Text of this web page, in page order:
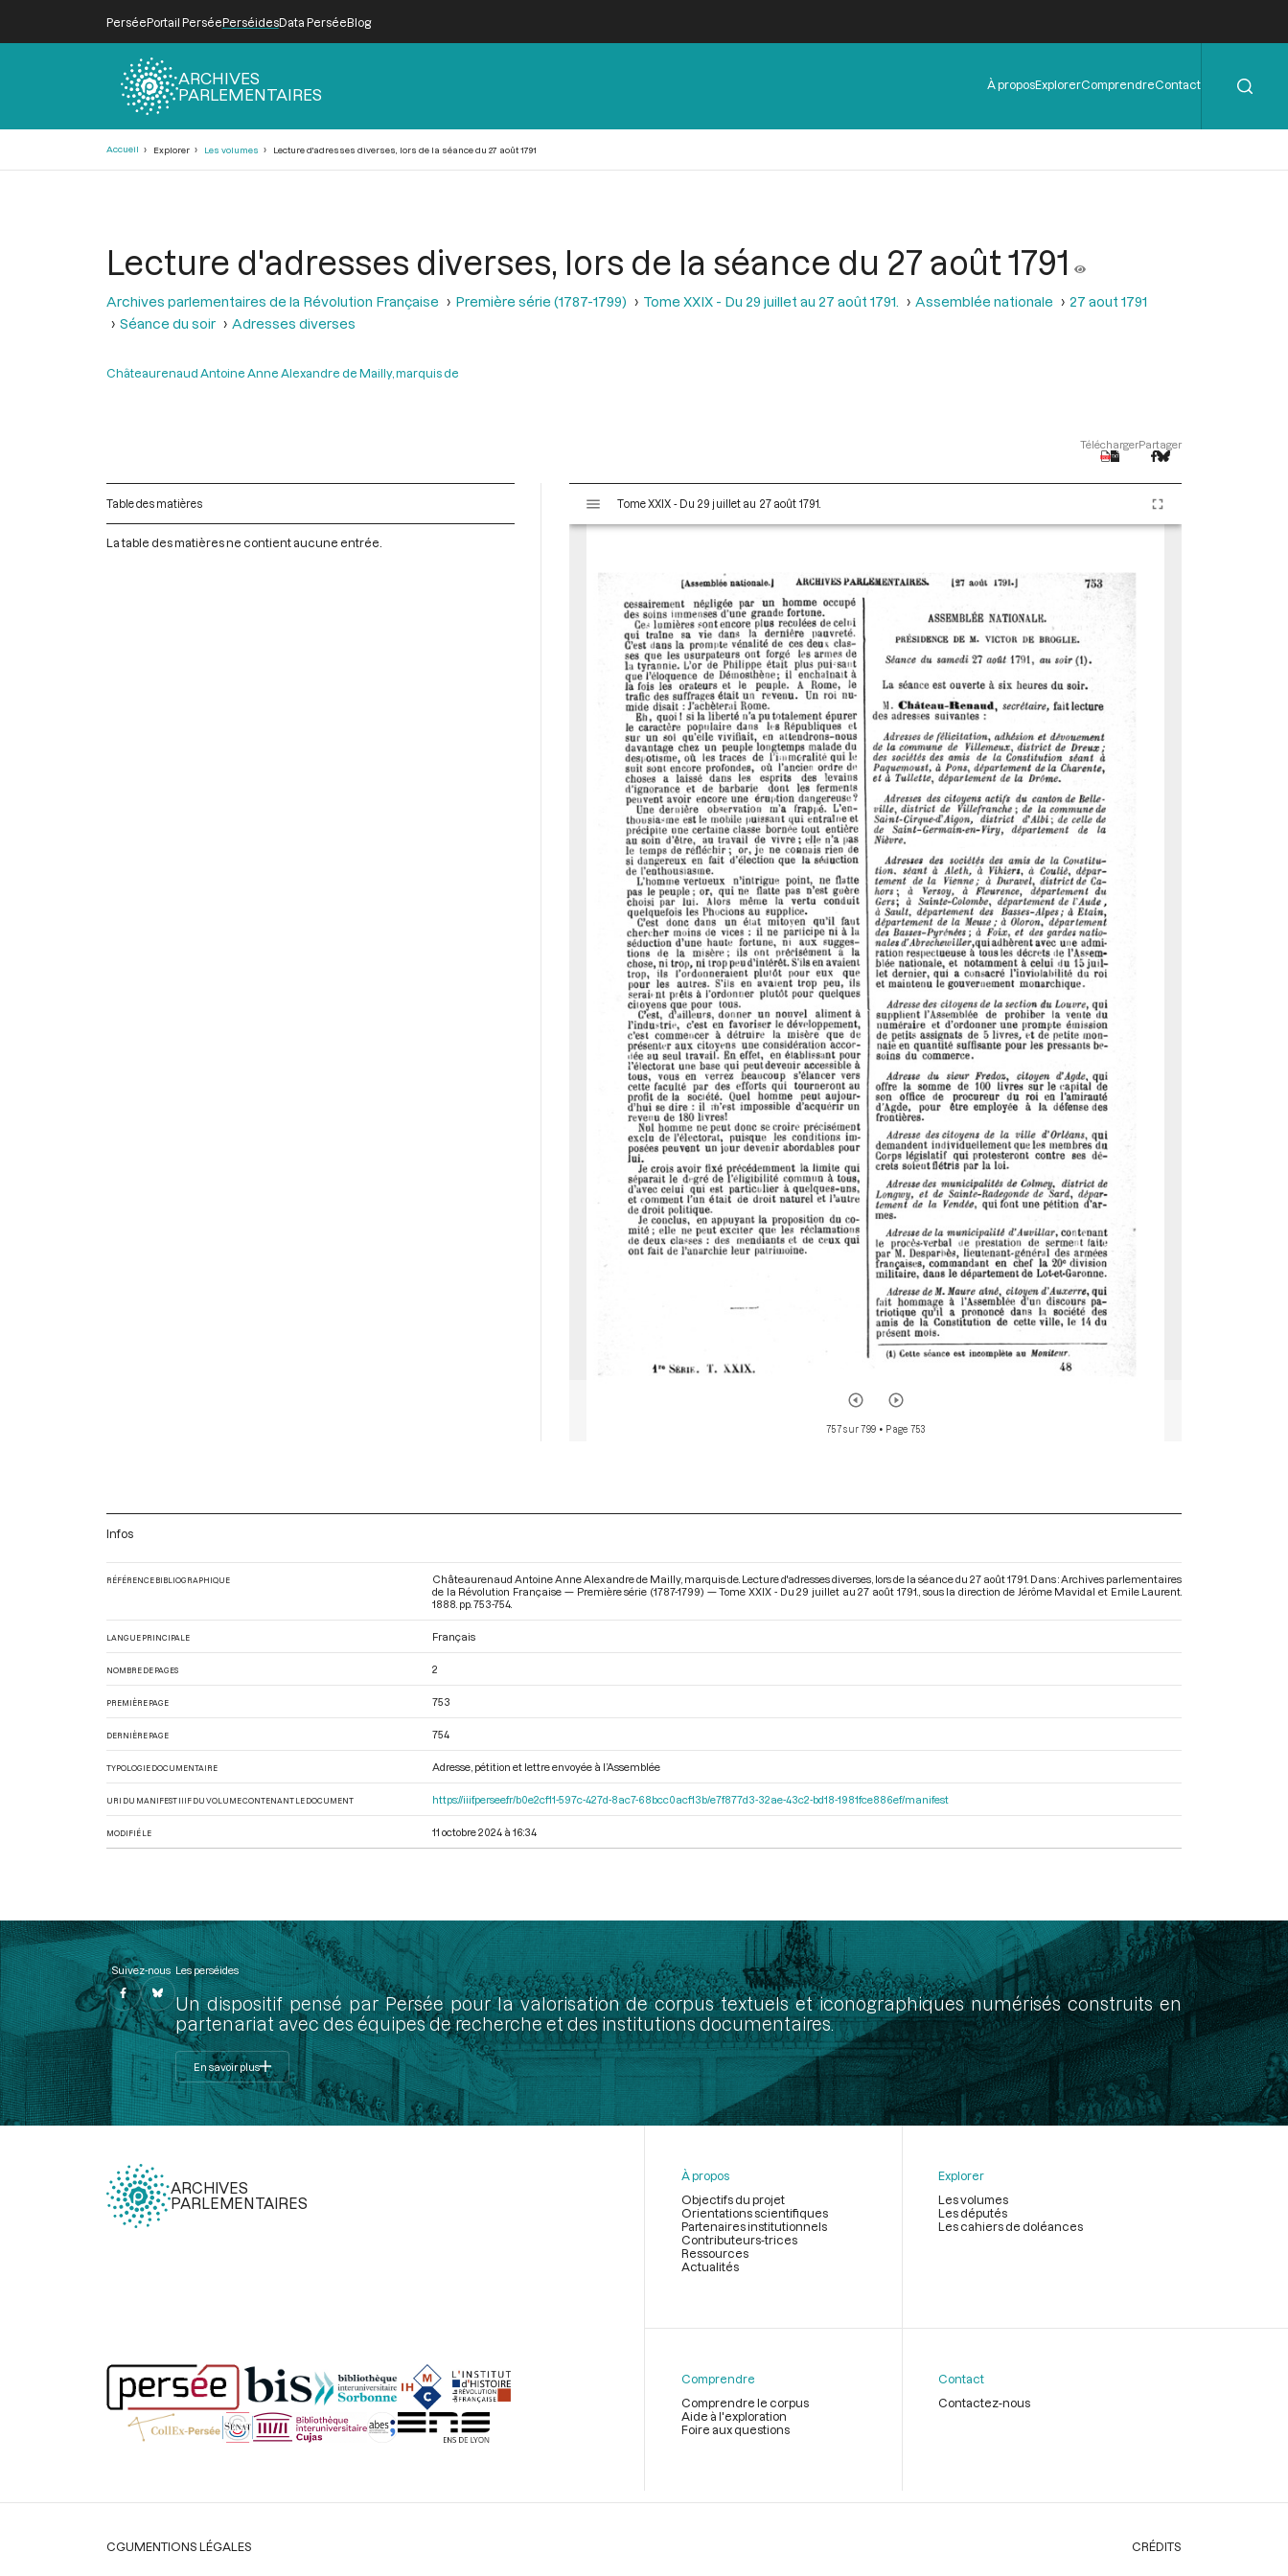
PerséePortail PerséePerséidesData PerséeBlog
ARCHIVES
PARLEMENTAIRES
Menu
de
À proposExplorerComprendreContact
Accueil Explorer Les volumes Lecture d'adresses diverses, lors de la séance du 27 août 1791
Lecture d'adresses diverses, lors de la séance du 27 août 1791
Archives parlementaires de la Révolution Française Première série (1787-1799) Tome XXIX - Du 29 juillet au 27 août 1791. Assemblée nationale
27 aout 1791
Séance du soir
Adresses diverses
Châteaurenaud Antoine Anne Alexandre de Mailly, marquis de
TéléchargerPartager
Table des matières
La table des matières ne contient aucune entrée.
s
Tome XXIX - Du 29 juillet au 27 août 1791.
757 sur 799 • Page 753
Infos
RÉFÉRENCE BIBLIOGRAPHIQUE
Châteaurenaud Antoine Anne Alexandre de Mailly, marquis de. Lecture d'adresses diverses, lors de la séance du 27 août 1791. Dans : Archives parlementaires
de la Révolution Française — Première série (1787-1799) — Tome XXIX - Du 29 juillet au 27 août 1791. , sous la direction de Jérôme Mavidal et Emile Laurent.
1888. pp. 753-754.
LANGUE PRINCIPALE Français
NOMBRE DE PAGES 2
PREMIÈRE PAGE 753
DERNIÈRE PAGE 754
TYPOLOGIE DOCUMENTAIRE Adresse, pétition et lettre envoyée à l’Assemblée
URI DU MANIFEST IIIF DU VOLUME CONTENANT LE DOCUMENT https://iiif.persee.fr/b0e2cf11-597c-427d-8ac7-68bcc0acf13b/e7f877d3-32ae-43c2-bd18-1981fce886ef/manifest
MODIFIÉ LE 11 octobre 2024 à 16:34
Suivez-nous Les perséides
Un dispositif pensé par Persée pour la valorisation de corpus textuels et iconographiques numérisés construits en
partenariat avec des équipes de recherche et des institutions documentaires.
En savoir plus
ARCHIVES
PARLEMENTAIRES
page
À propos
Objectifs du projet
Orientations scientifiques
Partenaires institutionnels
Contributeurs-trices
Ressources
Actualités
Explorer
Les volumes
Les députés
Les cahiers de doléances
Comprendre
Comprendre le corpus
Aide à l'exploration
Foire aux questions
Contact
Contactez-nous
Légal
CGUMENTIONS LÉGALES CRÉDITS